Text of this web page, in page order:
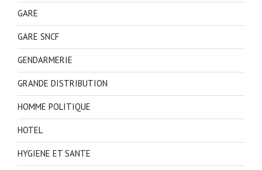
GARE
GARE SNCF
GENDARMERIE
GRANDE DISTRIBUTION
HOMME POLITIQUE
HOTEL
HYGIENE ET SANTE